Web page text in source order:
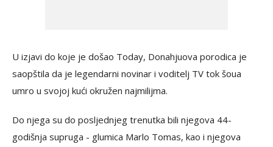
U izjavi do koje je došao Today, Donahjuova porodica je
saopštila da je legendarni novinar i voditelj TV tok šoua
umro u svojoj kući okružen najmilijma.
Do njega su do posljednjeg trenutka bili njegova 44-
godišnja supruga - glumica Marlo Tomas, kao i njegova